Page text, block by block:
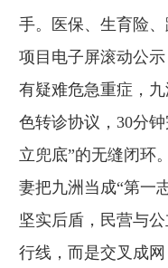
手。医保、生育险
项目电子屏滚动公
有疑难危急重症，
色转诊协议，30分
立兜底”的无缝闭环
妻把九洲当成“第一
坚实后盾，民营与
行线，而是交叉成网